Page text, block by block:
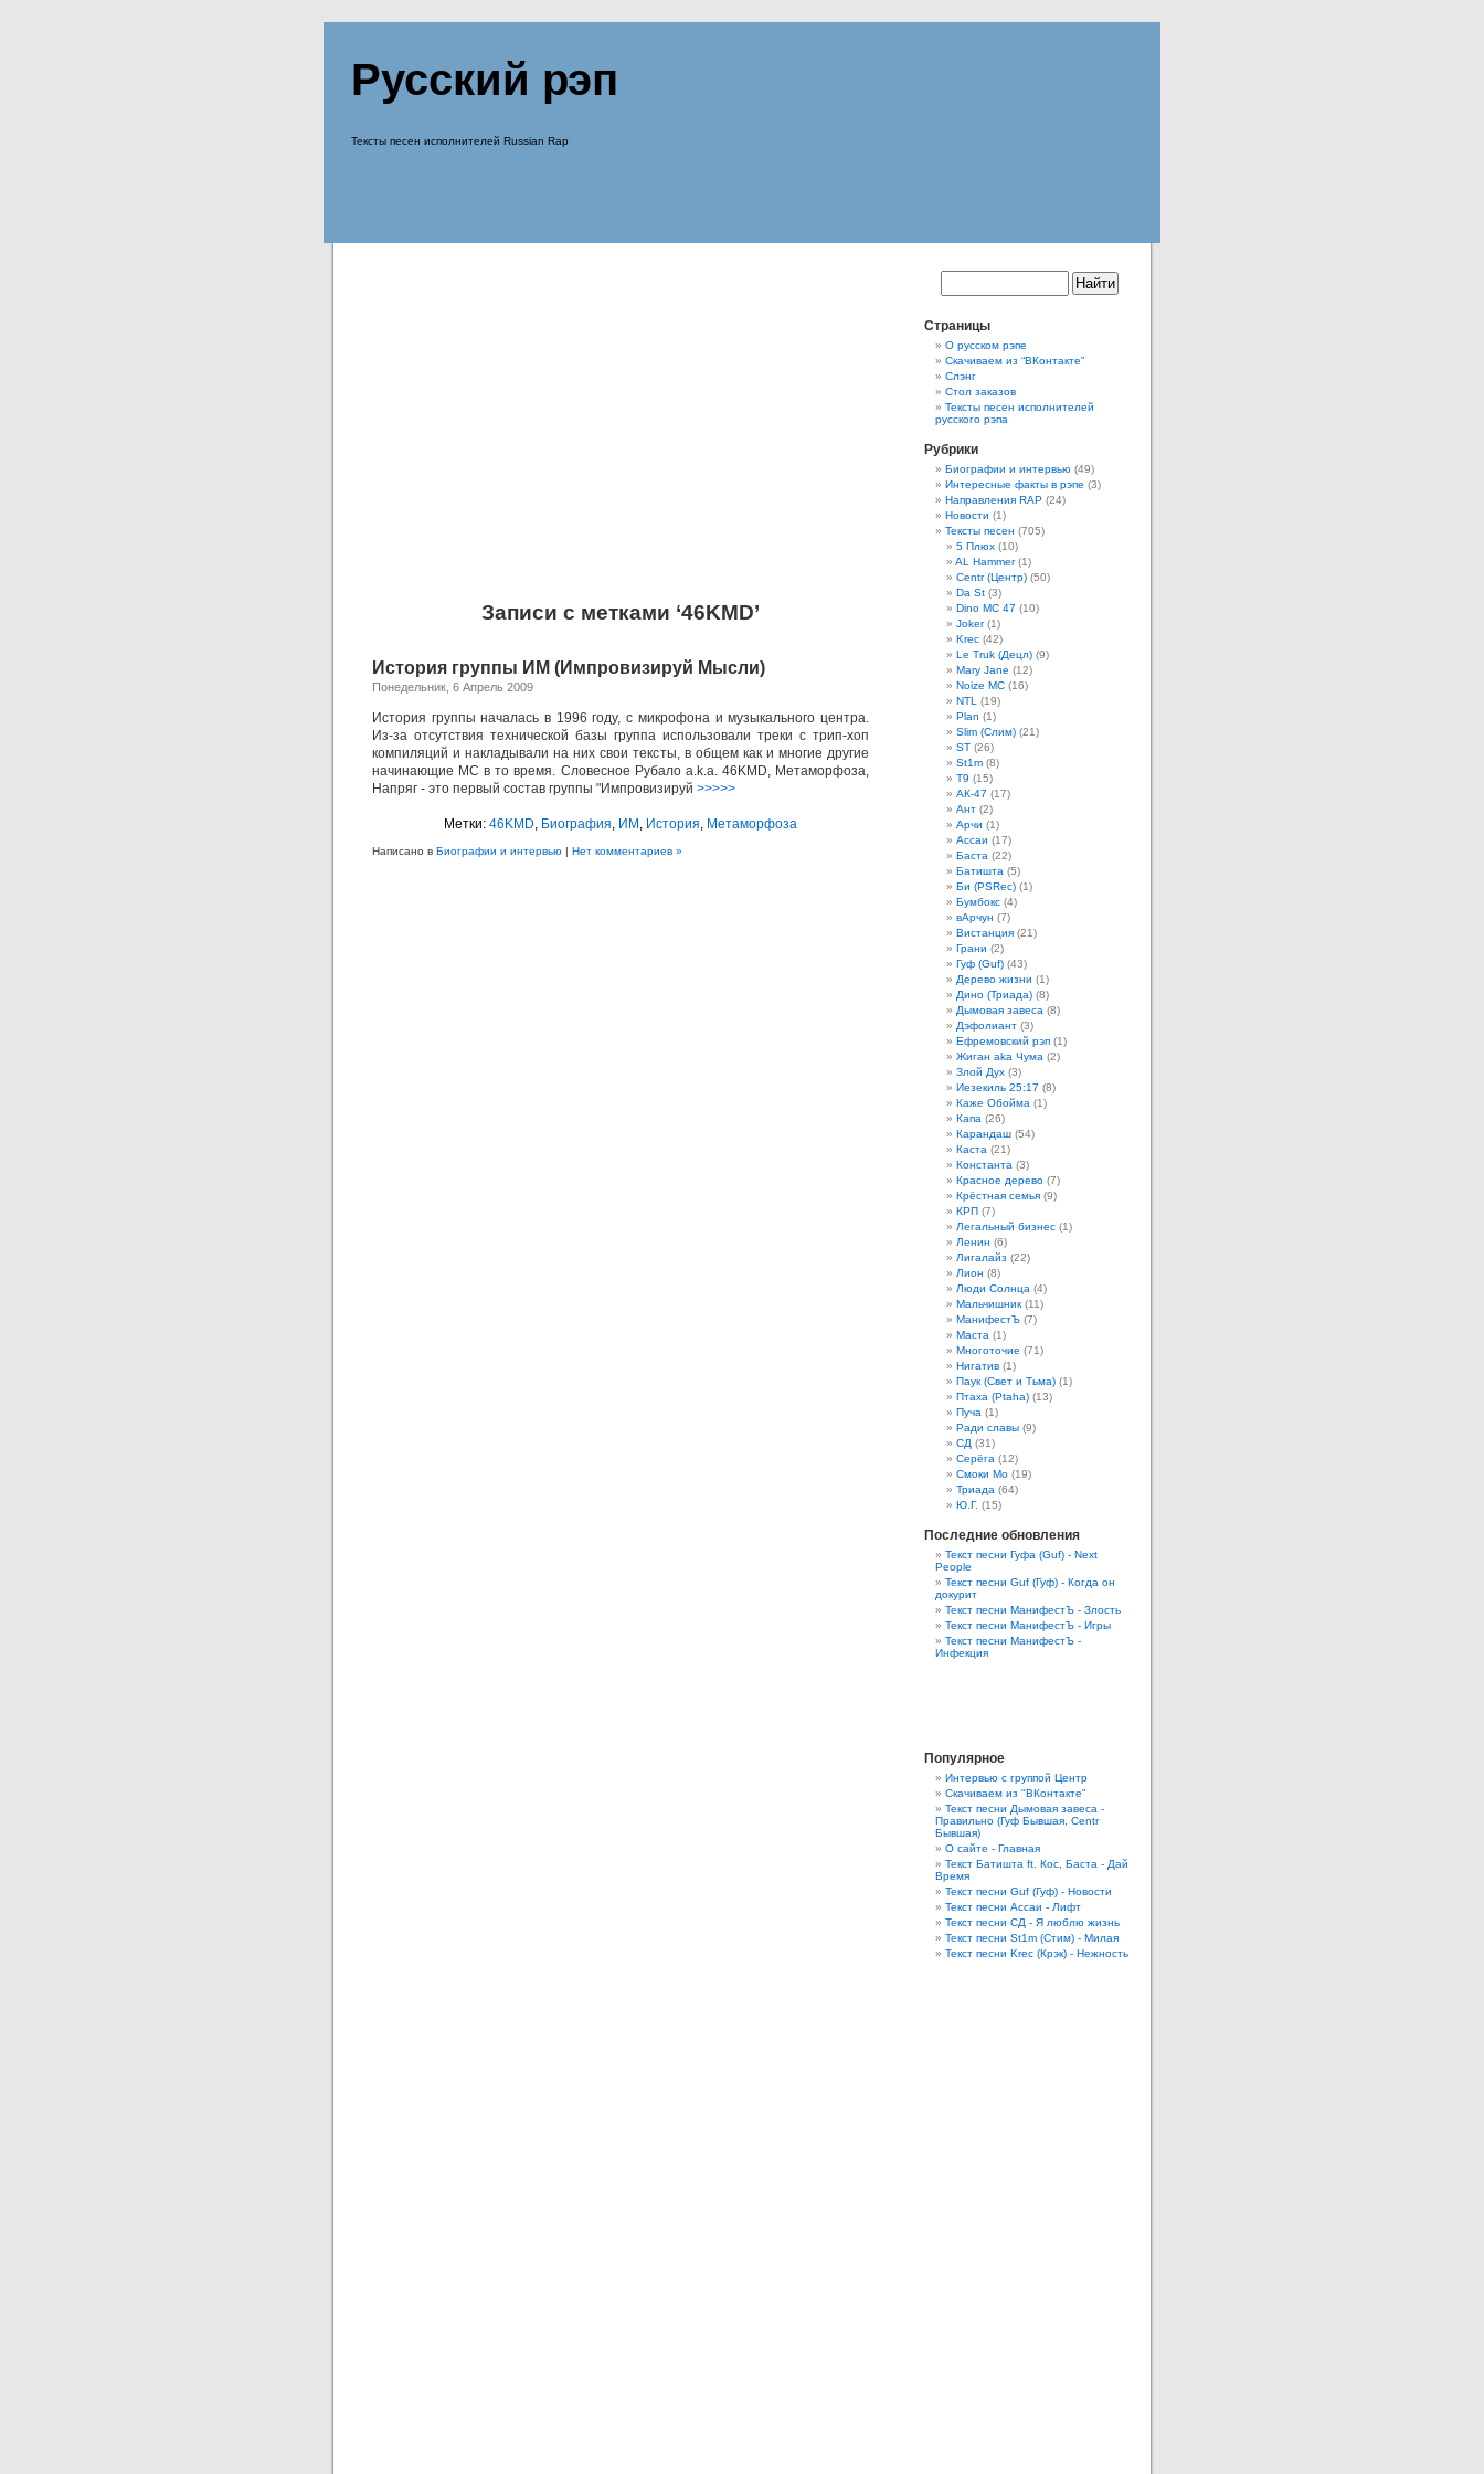
Русский рэп
Тексты песен исполнителей Russian Rap
Записи с метками ‘46KMD’
История группы ИМ (Импровизируй Мысли)
Понедельник, 6 Апрель 2009
История группы началась в 1996 году, с микрофона и музыкального центра.
Из-за отсутствия технической базы группа использовали треки с трип-хоп
компиляций и накладывали на них свои тексты, в общем как и многие другие
начинающие МС в то время. Словесное Рубало a.k.a. 46KMD, Метаморфоза,
Напряг - это первый состав группы "Импровизируй >>>>>
Метки: 46KMD, Биография, ИМ , История, Метаморфоза
Написано в Биографии и интервью | Нет комментариев »
Страницы
О русском рэпе
Скачиваем из “ВКонтакте”
Слэнг
Стол заказов
Тексты песен исполнителей
русского рэпа
Рубрики
Биографии и интервью (49)
Интересные факты в рэпе (3)
Направления RAP (24)
Новости (1)
Тексты песен (705)
5 Плюх (10)
AL Hammer(1)
Centr (Центр) (50)
Da St (3)
Dino MC 47 (10)
Joker(1)
Krec (42)
Le Truk (Децл) (9)
Mary Jane (12)
Noize MC (16)
NTL
(19)
Plan (1)
Slim (Слим) (21)
ST (26)
St1m (8)
T9 (15)
АК-47 (17)
Ант (2)
Арчи (1)
Ассаи (17)
Баста (22)
Батишта (5)
Би (PSRec) (1)
Бумбокс (4)
вАрчун (7)
Вистанция (21)
Грани (2)
Гуф (Guf) (43)
Дерево жизни (1)
Дино (Триада) (8)
Дымовая завеса (8)
Дэфолиант (3)
Ефремовский рэп (1)
Жиган aka Чума (2)
Злой Дух (3)
Иезекиль 25:17 (8)
Каже Обойма (1)
Капа (26)
Карандаш (54)
Каста (21)
Константа (3)
Красное дерево (7)
Крёстная семья (9)
КРП (7)
Легальный бизнес (1)
Ленин (6)
Лигалайз (22)
Лион (8)
Люди Солнца (4)
Мальчишник (11)
МанифестЪ (7)
Маста (1)
Многоточие (71)
Нигатив (1)
Паук (Свет и Тьма) (1)
Птаха (Ptaha) (13)
Пуча (1)
Ради славы (9)
СД (31)
Серёга (12)
Смоки Мо (19)
Триада (64)
Ю.Г. (15)
Последние обновления
Текст песни Гуфа (Guf) - Next
People
Текст песни Guf (Гуф) - Когда он
докурит
Текст песни МанифестЪ - Злость
Текст песни МанифестЪ - Игры
Текст песни МанифестЪ -
Инфекция
Популярное
Интервью с группой Центр
Скачиваем из "ВКонтакте"
Текст песни Дымовая завеса -
Правильно (Гуф Бывшая, Centr
Бывшая)
О сайте - Главная
Текст Батишта ft. Кос, Баста - Дай
Время
Текст песни Guf (Гуф) - Новости
Текст песни Ассаи - Лифт
Текст песни СД - Я люблю жизнь
Текст песни St1m (Стим) - Милая
Текст песни Krec (Крэк) - Нежность